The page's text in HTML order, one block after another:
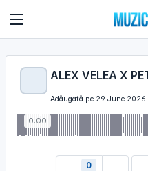
ALEX VELEA X
Adăugată pe 29 June 2026
0:00
0